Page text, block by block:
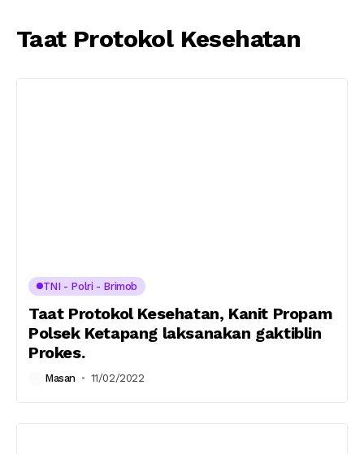
Taat Protokol Kesehatan
TNI - Polri - Brimob
Taat Protokol Kesehatan, Kanit Propam
Polsek Ketapang laksanakan gaktiblin
Prokes.
Masan 11/02/2022